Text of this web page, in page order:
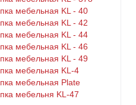
мебельная KL - 40
мебельная KL - 42
мебельная KL - 44
мебельная KL - 46
мебельная KL - 49
мебельная KL-4
мебельная Plate
мебельня KL-47